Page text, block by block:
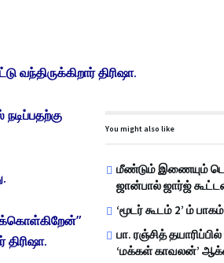
வந்திருக்கிறார் திரிஷா.
You might also like
மீண்டும் இணையும்
ஜான்பால் ஜார்ஜ்
‘மூடர் கூடம் 2’ ம்
பா. ரஞ்சித்
‘மக்கள் காவலன்’